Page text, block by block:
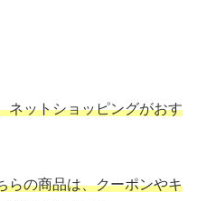
ネットショッピングがおす
らの商品は、クーポンやキ